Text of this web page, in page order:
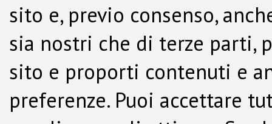
sito e, previo consenso,
sia nostri che di terze parti,
sito e proporti contenuti e
preferenze. Puoi accettare